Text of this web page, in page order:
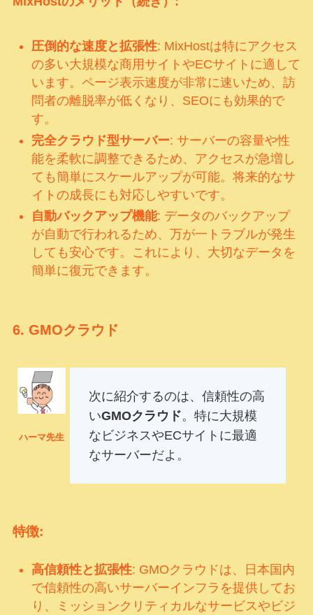
圧倒的な速度と拡張性: MixHostは特にアクセス
の多い大規模な商用サイトやECサイトに適して
います。ページ表示速度が非常に速いため、訪
問者の離脱率が低くなり、SEOにも効果的で
す。
完全クラウド型サーバー: サーバーの容量や性
能を柔軟に調整できるため、アクセスが急増し
ても簡単にスケールアップが可能。将来的なサ
イトの成長にも対応しやすいです。
自動バックアップ機能: データのバックアップ
が自動で行われるため、万が一トラブルが発生
しても安心です。これにより、大切なデータを
簡単に復元できます。
6. GMOクラウド
ハーマ先生
次に紹介するのは、信頼性の高
いGMOクラウド。特に大規模
なビジネスやECサイトに最適
なサーバーだよ。
特徴:
高信頼性と拡張性: GMOクラウドは、日本国内
で信頼性の高いサーバーインフラを提供してお
り、ミッションクリティカルなサービスやビジ